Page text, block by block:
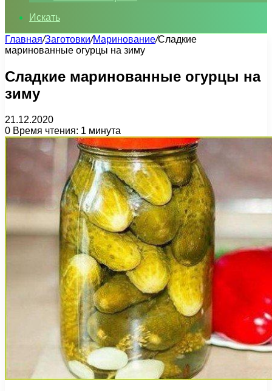
Искать
Главная/Заготовки/Маринование/Сладкие
маринованные огурцы на зиму
Сладкие маринованные огурцы на
зиму
21.12.2020
0 Время чтения: 1 минута